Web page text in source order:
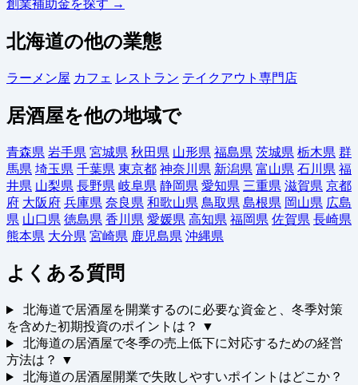
創業補助金を探す →
北海道の他の業態
ラーメン屋 カフェ レストラン テイクアウト専門店
居酒屋を他の地域で
青森県 岩手県 宮城県 秋田県 山形県 福島県 茨城県 栃木県 群
馬県 埼玉県 千葉県 東京都 神奈川県 新潟県 富山県 石川県 福
井県 山梨県 長野県 岐阜県 静岡県 愛知県 三重県 滋賀県 京都
府 大阪府 兵庫県 奈良県 和歌山県 鳥取県 島根県 岡山県 広島
県 山口県 徳島県 香川県 愛媛県 高知県 福岡県 佐賀県 長崎県
熊本県 大分県 宮崎県 鹿児島県 沖縄県
よくある質問
北海道で居酒屋を開業するのに必要な資金と、冬季対策
を含めた初期投資のポイントは？
▼
北海道の居酒屋で冬季の売上低下に対応するための経営
方法は？
▼
北海道の居酒屋開業で失敗しやすいポイントはどこか？